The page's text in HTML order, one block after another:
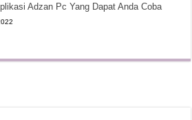
Adzan Pc Yang Dapat Anda Coba